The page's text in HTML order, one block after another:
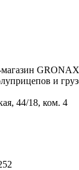
GRONAX
и
44/18, ком. 4